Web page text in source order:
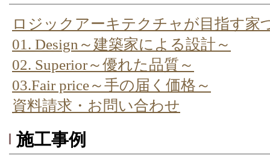
ロジックアーキテクチャが目指す家
01. Design～建築家による設計～
02. Superior～優れた品質～
03.Fair price～手の届く価格～
資料請求・お問い合わせ
施工事例